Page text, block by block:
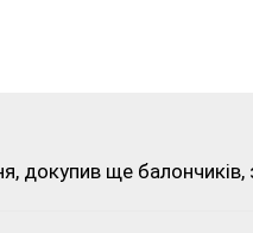
ще